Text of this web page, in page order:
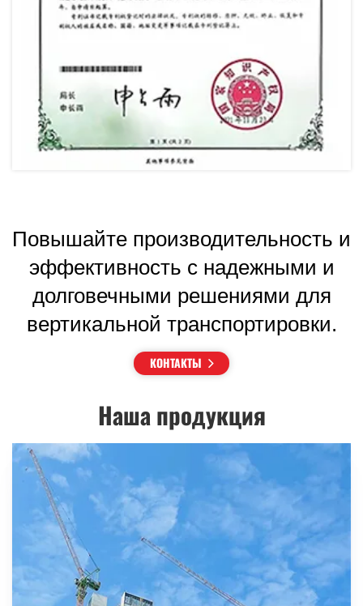
Повышайте производительность и
эффективность с надежными и
долговечными решениями для
вертикальной транспортировки.
КОНТАКТЫ
Наша продукция